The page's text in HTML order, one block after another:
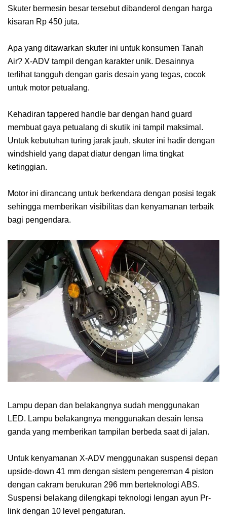
Skuter bermesin besar tersebut dibanderol dengan harga
kisaran Rp 450 juta.
Apa yang ditawarkan skuter ini untuk konsumen Tanah
Air? X-ADV tampil dengan karakter unik. Desainnya
terlihat tangguh dengan garis desain yang tegas, cocok
untuk motor petualang.
Kehadiran tappered handle bar dengan hand guard
membuat gaya petualang di skutik ini tampil maksimal.
Untuk kebutuhan turing jarak jauh, skuter ini hadir dengan
windshield yang dapat diatur dengan lima tingkat
ketinggian.
Motor ini dirancang untuk berkendara dengan posisi tegak
sehingga memberikan visibilitas dan kenyamanan terbaik
bagi pengendara.
Lampu depan dan belakangnya sudah menggunakan
LED. Lampu belakangnya menggunakan desain lensa
ganda yang memberikan tampilan berbeda saat di jalan.
Untuk kenyamanan X-ADV menggunakan suspensi depan
upside-down 41 mm dengan sistem pengereman 4 piston
dengan cakram berukuran 296 mm berteknologi ABS.
Suspensi belakang dilengkapi teknologi lengan ayun Pr-
link dengan 10 level pengaturan.